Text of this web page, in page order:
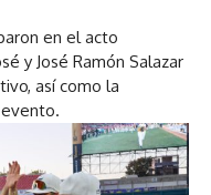
en el acto
y José Ramón Salazar
así como la